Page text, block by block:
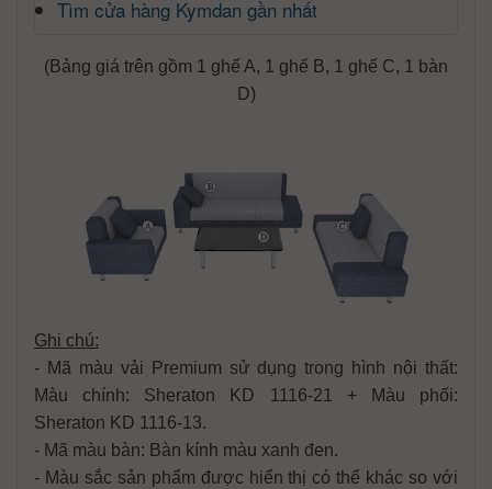
Tìm cửa hàng Kymdan gần nhất
(Bảng giá trên gồm 1 ghế A, 1 ghế B, 1 ghế C, 1 bàn
D)
Ghi chú:
- Mã màu vải Premium sử dụng trong hình nội thất:
Màu chính: Sheraton KD 1116-21 + Màu phối:
Sheraton KD 1116-13.
- Mã màu bàn: Bàn kính màu xanh đen.
- Màu sắc sản phẩm được hiển thị có thể khác so với